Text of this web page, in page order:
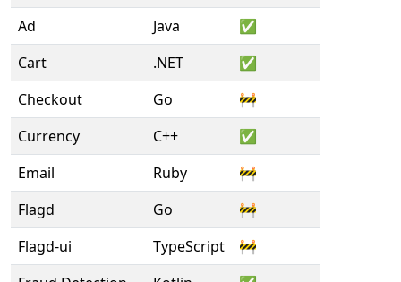
Ad
Java
✅
Cart
.NET
✅
Checkout
Go
🚧
Currency
C++
✅
Email
Ruby
🚧
Flagd
Go
🚧
Flagd-ui
TypeScript
🚧